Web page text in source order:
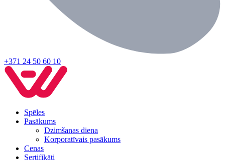
+371 24 50 60 10
Spēles
Pasākums
Dzimšanas diena
Korporatīvais pasākums
Cenas
Sertifikāti